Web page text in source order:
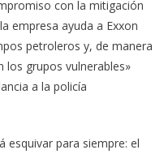
con la mitigación
empresa ayuda a Exxon
petroleros y, de manera
los grupos vulnerables»
a la policía
esquivar para siempre: el